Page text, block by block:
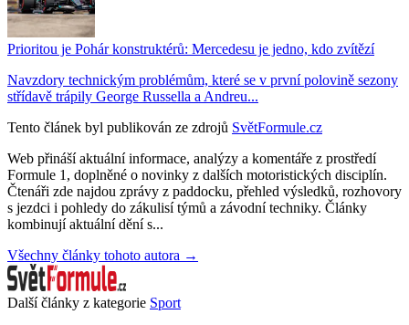
Prioritou je Pohár konstruktérů: Mercedesu je jedno, kdo zvítězí
Navzdory technickým problémům, které se v první polovině sezony
střídavě trápily George Russella a Andreu...
Tento článek byl publikován ze zdrojů SvětFormule.cz
Web přináší aktuální informace, analýzy a komentáře z prostředí
Formule 1, doplněné o novinky z dalších motoristických disciplín.
Čtenáři zde najdou zprávy z paddocku, přehled výsledků, rozhovory
s jezdci i pohledy do zákulisí týmů a závodní techniky. Články
kombinují aktuální dění s...
Všechny články tohoto autora →
Další články z kategorie Sport